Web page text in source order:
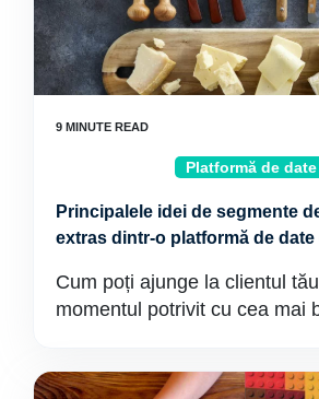
Platformă de
Principalele idei de segmente
extras dintr-o platformă de
Cum poți ajunge la clientul
momentul potrivit cu cea mai